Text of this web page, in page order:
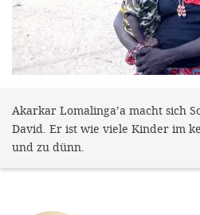
Akarkar Lomalinga’a macht sich
David. Er ist wie viele Kinder im
und zu dünn.